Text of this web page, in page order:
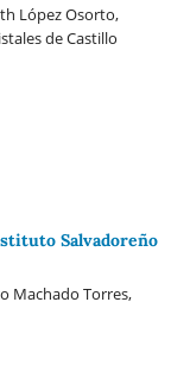
López Osorto,
de Castillo
Salvadoreño
Machado Torres,